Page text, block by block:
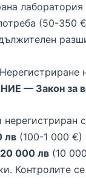
лаборатория
(50-350
— Закон за
нерегистриран
лв(100-1 000 €)
20 000 лв(10
Контролите се